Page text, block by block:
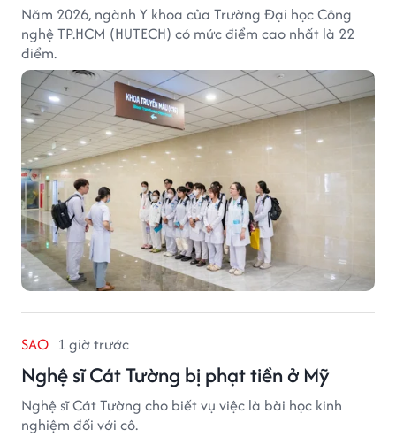
Năm 2026, ngành Y khoa của Trường Đại học Công
nghệ TP.HCM (HUTECH) có mức điểm cao nhất là 22
điểm.
SAO 1 giờ trước
Nghệ sĩ Cát Tường bị phạt tiền ở Mỹ
Nghệ sĩ Cát Tường cho biết vụ việc là bài học kinh
nghiệm đối với cô.